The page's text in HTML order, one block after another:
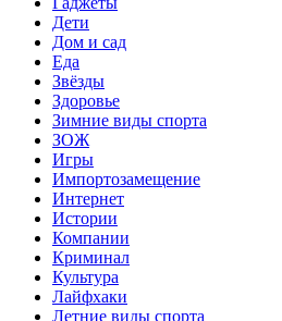
Дети
Дом и сад
Еда
Звёзды
Здоровье
Зимние виды спорта
ЗОЖ
Игры
Импортозамещение
Интернет
Истории
Компании
Криминал
Культура
Лайфхаки
Летние виды спорта